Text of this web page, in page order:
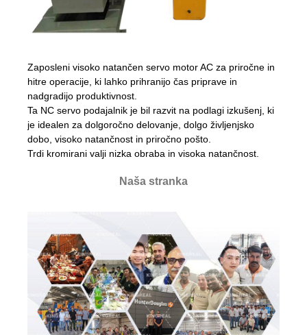
Zaposleni visoko natančen servo motor AC za priročne in
hitre operacije, ki lahko prihranijo čas priprave in
nadgradijo produktivnost.
Ta NC servo podajalnik je bil razvit na podlagi izkušenj, ki
je idealen za dolgoročno delovanje, dolgo življenjsko
dobo, visoko natančnost in priročno pošto.
Trdi kromirani valji nizka obraba in visoka natančnost.
Naša stranka